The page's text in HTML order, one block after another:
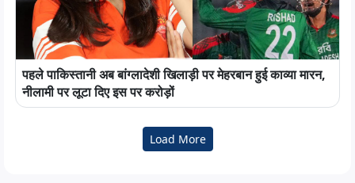
पहले पाकिस्तानी अब बांग्लादेशी खिलाड़ी पर मेहरबान हुई काव्या मारन,
नीलामी पर लूटा दिए इस पर करोड़ों
Load More